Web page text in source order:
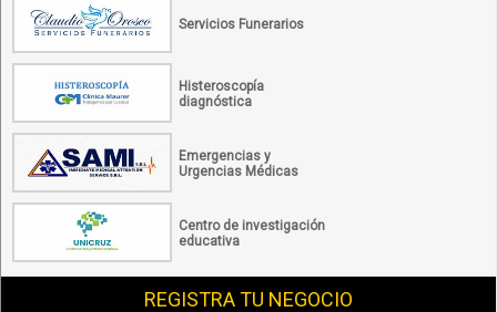
Servicios Funerarios
Histeroscopía
diagnóstica
Emergencias y
Urgencias Médicas
Centro de investigación
educativa
REGISTRA TU NEGOCIO